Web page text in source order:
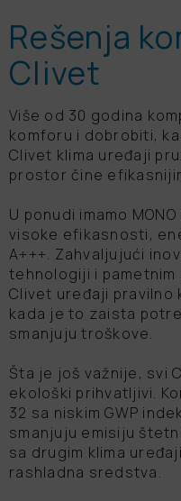
Rešenja
Clivet
Više od 30 godina
komforu i dobrobiti,
Clivet klima uređaji
prostor čine
U ponudi imamo
visoke efikasnosti,
A+++. Zahvaljujući
tehnologiji i
Clivet uređaji pravilno
kada je to zaista
smanjuju troškove.
Šta je još važnije, svi
ekološki prihvatljivi.
32 sa niskim GWP
smanjuju emisiju
sa drugim klima
rashladna sredstva.